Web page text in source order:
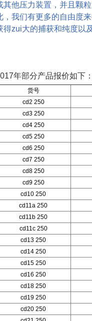
其他压力装置，并且颗
，我们有更多的自由度
得zui大的捕获和纯度以
年部分产品报价如下
货号
cd2 250
cd3 250
cd4 250
cd5 250
cd6 250
cd7 250
cd8 250
cd9 250
cd10 250
cd11a 250
cd11b 250
cd11c 250
cd13 250
cd14 250
cd15 250
cd16 250
cd18 250
cd19 250
cd20 250